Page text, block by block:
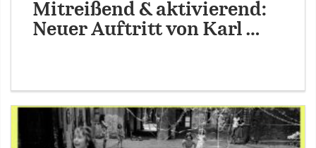
Mitreißend & aktivierend:
Neuer Auftritt von Karl …